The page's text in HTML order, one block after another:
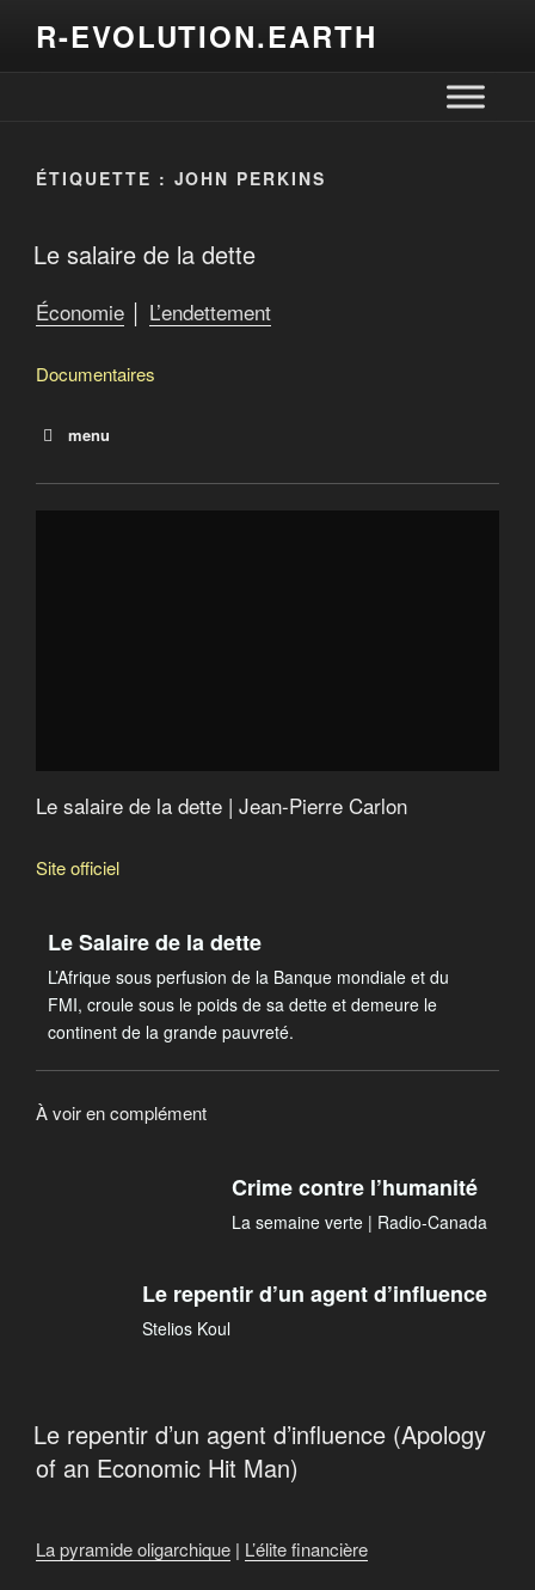
R-EVOLUTION.EARTH
ÉTIQUETTE : JOHN PERKINS
Le salaire de la dette
Économie │ L’endettement
Documentaires
menu
Le salaire de la dette | Jean-Pierre Carlon
Site officiel
Le Salaire de la dette
L’Afrique sous perfusion de la Banque mondiale et du
FMI, croule sous le poids de sa dette et demeure le
continent de la grande pauvreté.
À voir en complément
Crime contre l’humanité
La semaine verte | Radio-Canada
Le repentir d’un agent d’influence
Stelios Koul
Le repentir d’un agent d’influence (Apology
of an Economic Hit Man)
La pyramide oligarchique | L’élite financière